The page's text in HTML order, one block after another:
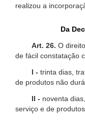
realizou a
Da
Art. 26. O
de fácil constatação
I - trinta dias,
de produtos não
II - noventa
serviço e de